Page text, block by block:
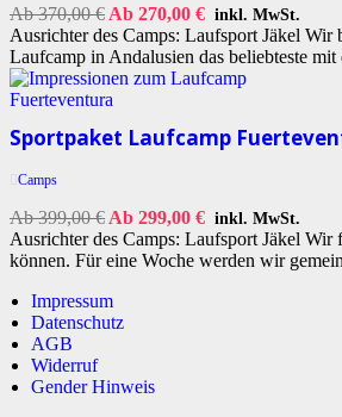
Ab370,00€Ab 270,00 € inkl. MwSt.
Ausrichter des Camps: Laufsport Jäkel Wir
Laufcamp in Andalusien das beliebteste
Sportpaket Laufcamp
Camps
Ab399,00€Ab 299,00 € inkl. MwSt.
Ausrichter des Camps: Laufsport Jäkel
können. Für eine Woche werden wir
Impressum
Datenschutz
AGB
Widerruf
Gender Hinweis